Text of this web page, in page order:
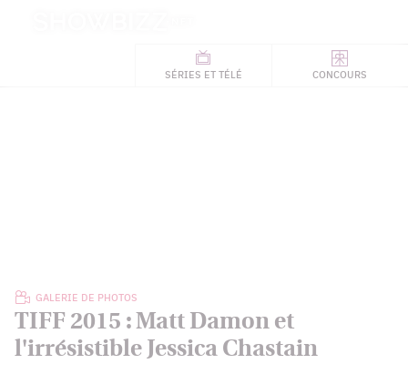
SÉRIES ET TÉLÉ CONCOURS
GALERIE DE PHOTOS
TIFF 2015 : Matt Damon et
l'irrésistible Jessica Chastain